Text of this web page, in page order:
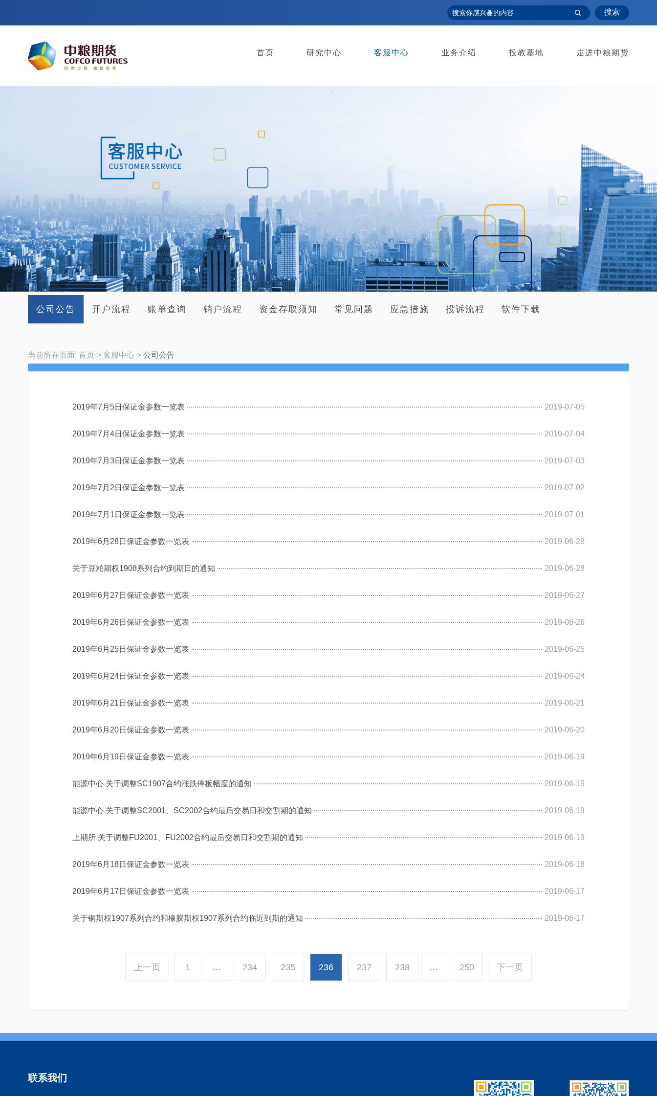
搜索
首页 研究中心 客服中心 业务介绍 投教基地 走进中粮期货
公司公告 开户流程 账单查询 销户流程 资金存取须知 常见问题 应急措施 投诉流程 软件下载
当前所在页面: 首页 客服中心 公司公告
2019年7月5日保证金参数一览表 2019-07-05
2019年7月4日保证金参数一览表 2019-07-04
2019年7月3日保证金参数一览表 2019-07-03
2019年7月2日保证金参数一览表 2019-07-02
2019年7月1日保证金参数一览表 2019-07-01
2019年6月28日保证金参数一览表 2019-06-28
关于豆粕期权1908系列合约到期日的通知 2019-06-28
2019年6月27日保证金参数一览表 2019-06-27
2019年6月26日保证金参数一览表 2019-06-26
2019年6月25日保证金参数一览表 2019-06-25
2019年6月24日保证金参数一览表 2019-06-24
2019年6月21日保证金参数一览表 2019-06-21
2019年6月20日保证金参数一览表 2019-06-20
2019年6月19日保证金参数一览表 2019-06-19
能源中心 关于调整SC1907合约涨跌停板幅度的通知 2019-06-19
能源中心 关于调整SC2001、SC2002合约最后交易日和交割期的通知 2019-06-19
上期所 关于调整FU2001、FU2002合约最后交易日和交割期的通知 2019-06-19
2019年6月18日保证金参数一览表 2019-06-18
2019年6月17日保证金参数一览表 2019-06-17
关于铜期权1907系列合约和橡胶期权1907系列合约临近到期的通知 2019-06-17
上一页 1 … 234 235 236 237 238 … 250 下一页
联系我们